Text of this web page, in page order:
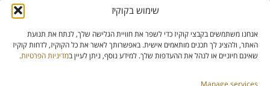
שימוש בקוקיז
אנחנו משתמשים בקבצי קוקיז כדי לשפר את חוויית הגלישה שלך, לנתח את תנועת
האתר, ולהציג לך תכנים מותאמים אישית. באפשרותך לאשר את כל הקוקיז, לדחות קוקיז
שאינם חיוניים או לנהל את ההעדפות שלך. למידע נוסף, ניתן לעיין במדיניות הפרטיות.
Manage services
ריהוט מונטסורי
ריהוט אנתרופוסופי